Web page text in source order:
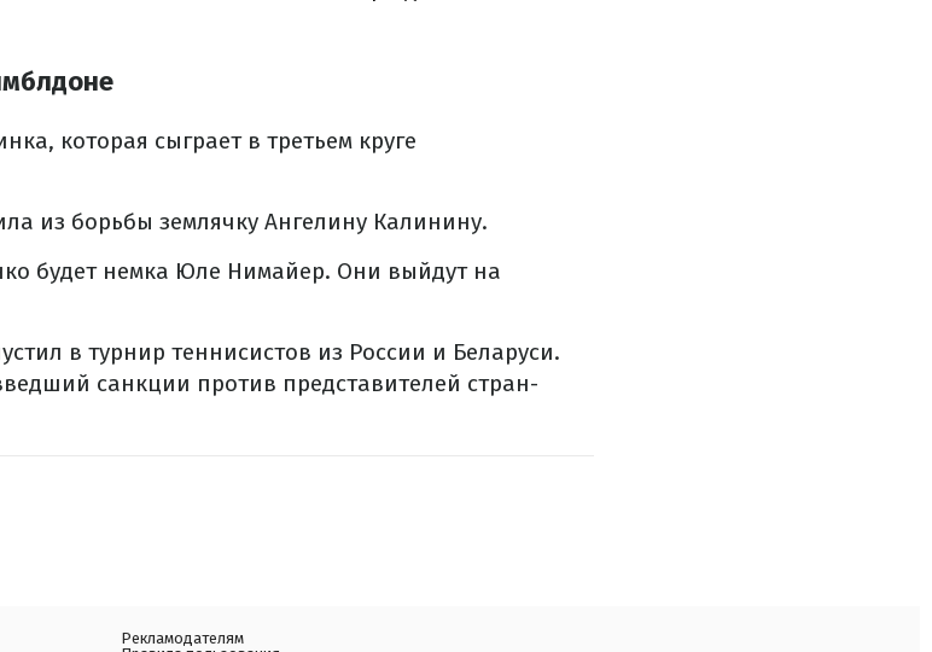
которая сыграет в третьем круге
из борьбы землячку Ангелину Калинину.
будет немка Юле Нимайер. Они выйдут на
в турнир теннисистов из России и Беларуси.
санкции против представителей стран-
Рекламодателям